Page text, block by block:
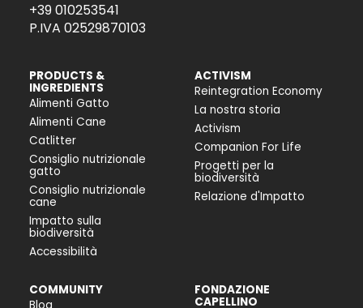
+39 010253541
P.IVA 02529870103
PRODUCTS &
INGREDIENTS
Alimenti Gatto
Alimenti Cane
Catlitter
Consiglio nutrizionale
gatto
Consiglio nutrizionale
cane
Impatto sulla
biodiversità
Accessibilità
ACTIVISM
Reintegration Economy
La nostra storia
Activism
Companion For Life
Progetti per la
biodiversità
Relazione d'Impatto
COMMUNITY
FONDAZIONE
CAPELLINO